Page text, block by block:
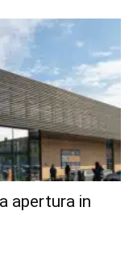
apertura in